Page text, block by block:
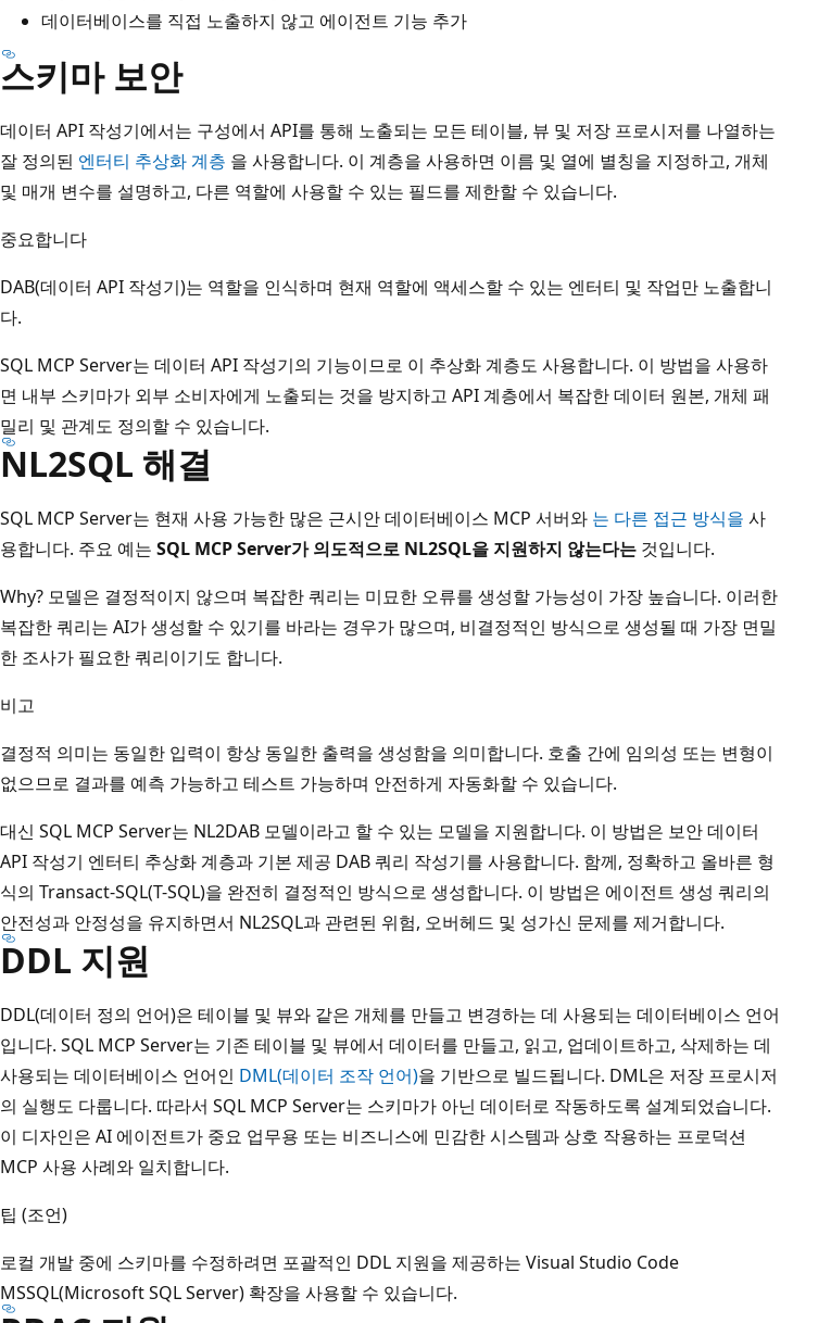
데이터베이스를 직접 노출하지 않고 에이전트 기능 추가
스키마 보안
데이터 API 작성기에서는 구성에서 API를 통해 노출되는 모든 테이블, 뷰 및 저장 프로시저를 나열하는
잘 정의된 엔터티 추상화 계층 을 사용합니다. 이 계층을 사용하면 이름 및 열에 별칭을 지정하고, 개체
및 매개 변수를 설명하고, 다른 역할에 사용할 수 있는 필드를 제한할 수 있습니다.
중요합니다
DAB(데이터 API 작성기)는 역할을 인식하며 현재 역할에 액세스할 수 있는 엔터티 및 작업만 노출합니
다.
SQL MCP Server는 데이터 API 작성기의 기능이므로 이 추상화 계층도 사용합니다. 이 방법을 사용하
면 내부 스키마가 외부 소비자에게 노출되는 것을 방지하고 API 계층에서 복잡한 데이터 원본, 개체 패
밀리 및 관계도 정의할 수 있습니다.
NL2SQL 해결
SQL MCP Server는 현재 사용 가능한 많은 근시안 데이터베이스 MCP 서버와 는 다른 접근 방식을 사
용합니다. 주요 예는 SQL MCP Server가 의도적으로 NL2SQL을 지원하지 않는다는 것입니다.
Why? 모델은 결정적이지 않으며 복잡한 쿼리는 미묘한 오류를 생성할 가능성이 가장 높습니다. 이러한
복잡한 쿼리는 AI가 생성할 수 있기를 바라는 경우가 많으며, 비결정적인 방식으로 생성될 때 가장 면밀
한 조사가 필요한 쿼리이기도 합니다.
비고
결정적 의미는 동일한 입력이 항상 동일한 출력을 생성함을 의미합니다. 호출 간에 임의성 또는 변형이
없으므로 결과를 예측 가능하고 테스트 가능하며 안전하게 자동화할 수 있습니다.
대신 SQL MCP Server는 NL2DAB 모델이라고 할 수 있는 모델을 지원합니다. 이 방법은 보안 데이터
API 작성기 엔터티 추상화 계층과 기본 제공 DAB 쿼리 작성기를 사용합니다. 함께, 정확하고 올바른 형
식의 Transact-SQL(T-SQL)을 완전히 결정적인 방식으로 생성합니다. 이 방법은 에이전트 생성 쿼리의
안전성과 안정성을 유지하면서 NL2SQL과 관련된 위험, 오버헤드 및 성가신 문제를 제거합니다.
DDL 지원
DDL(데이터 정의 언어)은 테이블 및 뷰와 같은 개체를 만들고 변경하는 데 사용되는 데이터베이스 언어
입니다. SQL MCP Server는 기존 테이블 및 뷰에서 데이터를 만들고, 읽고, 업데이트하고, 삭제하는 데
사용되는 데이터베이스 언어인 DML(데이터 조작 언어)을 기반으로 빌드됩니다. DML은 저장 프로시저
의 실행도 다룹니다. 따라서 SQL MCP Server는 스키마가 아닌 데이터로 작동하도록 설계되었습니다.
이 디자인은 AI 에이전트가 중요 업무용 또는 비즈니스에 민감한 시스템과 상호 작용하는 프로덕션
MCP 사용 사례와 일치합니다.
팁 (조언)
로컬 개발 중에 스키마를 수정하려면 포괄적인 DDL 지원을 제공하는 Visual Studio Code
MSSQL(Microsoft SQL Server) 확장을 사용할 수 있습니다.